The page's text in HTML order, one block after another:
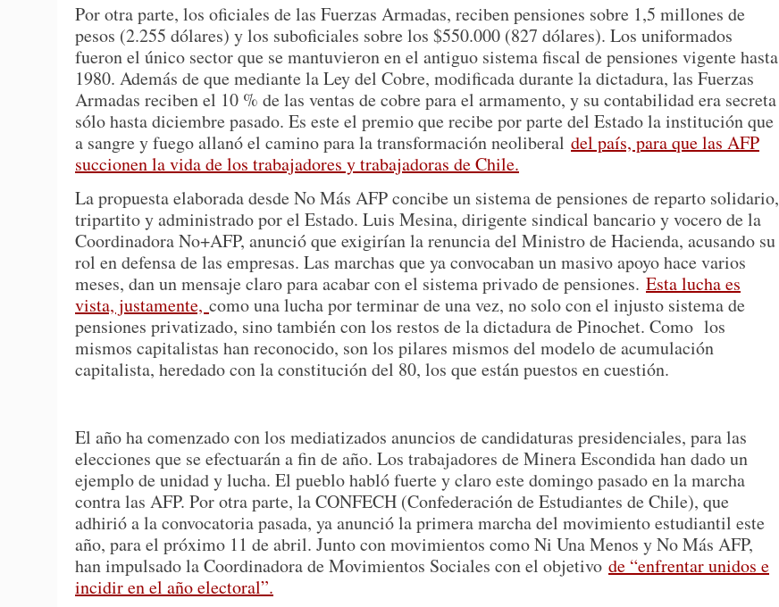
Por otra parte, los oficiales de las Fuerzas Armadas, reciben pensiones sobre 1,5 millones de
pesos (2.255 dólares) y los suboficiales sobre los $550.000 (827 dólares). Los uniformados
fueron el único sector que se mantuvieron en el antiguo sistema fiscal de pensiones vigente hasta
1980. Además de que mediante la Ley del Cobre, modificada durante la dictadura, las Fuerzas
Armadas reciben el 10 % de las ventas de cobre para el armamento, y su contabilidad era secreta
sólo hasta diciembre pasado. Es este el premio que recibe por parte del Estado la institución que
a sangre y fuego allanó el camino para la transformación neoliberal del país, para que las AFP
succionen la vida de los trabajadores y trabajadoras de Chile.
La propuesta elaborada desde No Más AFP concibe un sistema de pensiones de reparto solidario,
tripartito y administrado por el Estado. Luis Mesina, dirigente sindical bancario y vocero de la
Coordinadora No+AFP, anunció que exigirían la renuncia del Ministro de Hacienda, acusando su
rol en defensa de las empresas. Las marchas que ya convocaban un masivo apoyo hace varios
meses, dan un mensaje claro para acabar con el sistema privado de pensiones. Esta lucha es
vista, justamente, como una lucha por terminar de una vez, no solo con el injusto sistema de
pensiones privatizado, sino también con los restos de la dictadura de Pinochet. Como los
mismos capitalistas han reconocido, son los pilares mismos del modelo de acumulación
capitalista, heredado con la constitución del 80, los que están puestos en cuestión.
El año ha comenzado con los mediatizados anuncios de candidaturas presidenciales, para las
elecciones que se efectuarán a fin de año. Los trabajadores de Minera Escondida han dado un
ejemplo de unidad y lucha. El pueblo habló fuerte y claro este domingo pasado en la marcha
contra las AFP. Por otra parte, la CONFECH (Confederación de Estudiantes de Chile), que
adhirió a la convocatoria pasada, ya anunció la primera marcha del movimiento estudiantil este
año, para el próximo 11 de abril. Junto con movimientos como Ni Una Menos y No Más AFP,
han impulsado la Coordinadora de Movimientos Sociales con el objetivo de “enfrentar unidos e
incidir en el año electoral”.